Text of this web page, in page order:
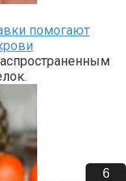
6
помогают